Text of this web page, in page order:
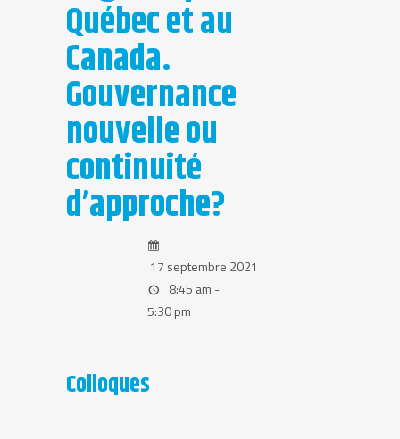
Québec et au
Canada.
Gouvernance
nouvelle ou
continuité
d’approche?
17 septembre 2021
8:45 am -
5:30 pm
Colloques